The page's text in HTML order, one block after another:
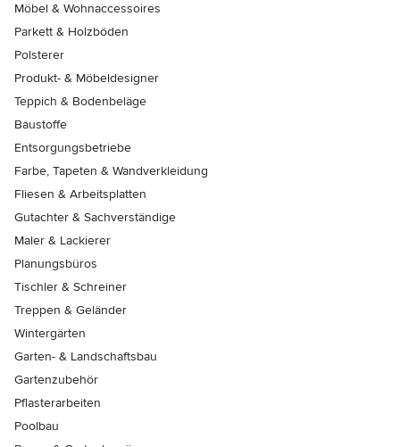
Möbel & Wohnaccessoires
Parkett & Holzböden
Polsterer
Produkt- & Möbeldesigner
Teppich & Bodenbeläge
Baustoffe
Entsorgungsbetriebe
Farbe, Tapeten & Wandverkleidung
Fliesen & Arbeitsplatten
Gutachter & Sachverständige
Maler & Lackierer
Planungsbüros
Tischler & Schreiner
Treppen & Geländer
Wintergärten
Garten- & Landschaftsbau
Gartenzubehör
Pflasterarbeiten
Poolbau